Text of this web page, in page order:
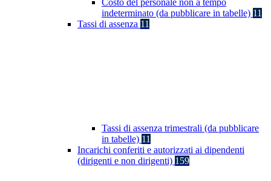
Costo del personale non a tempo
indeterminato (da pubblicare in tabelle) 11
Tassi di assenza 11
Tassi di assenza trimestrali (da pubblicare
in tabelle) 11
Incarichi conferiti e autorizzati ai dipendenti
(dirigenti e non dirigenti) 159